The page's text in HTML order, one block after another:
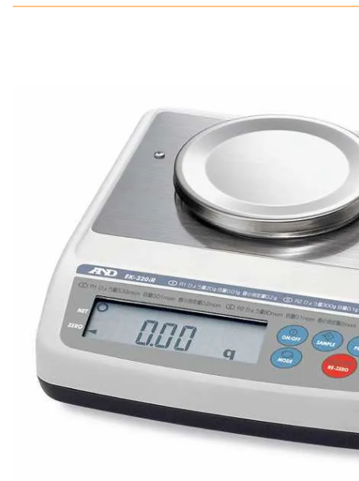
温度計・湿度計
長さ測定器
濃度・環境測定
色々な計測器
レベル・勾配測定